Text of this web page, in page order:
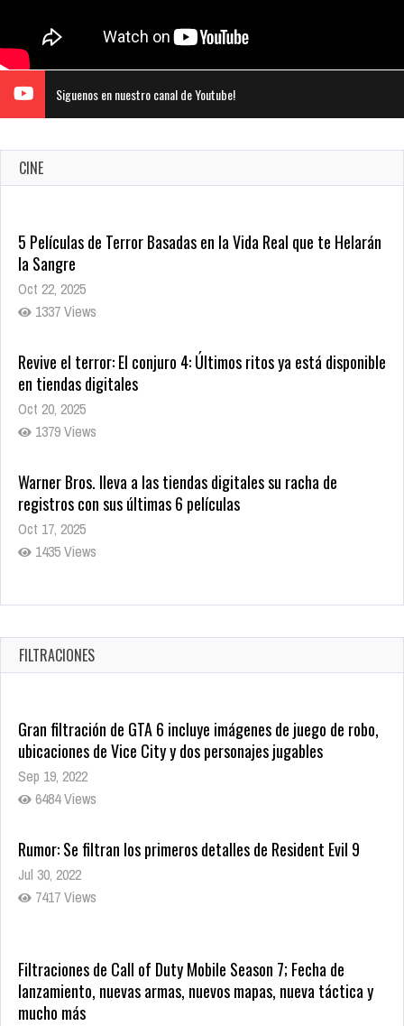
Siguenos en nuestro canal de Youtube!
CINE
5 Películas de Terror Basadas en la Vida Real que te Helarán
la Sangre
Oct 22, 2025
1337 Views
Revive el terror: El conjuro 4: Últimos ritos ya está disponible
en tiendas digitales
Oct 20, 2025
1379 Views
Warner Bros. lleva a las tiendas digitales su racha de
registros con sus últimas 6 películas
Oct 17, 2025
1435 Views
CRUNCHYROLL ANUNCIA FECHA DE ESTRENO EN CINES DE
Oct 7, 2025
1757 Views
FILTRACIONES
Gran filtración de GTA 6 incluye imágenes de juego de robo,
ubicaciones de Vice City y dos personajes jugables
Sep 19, 2022
6484 Views
Rumor: Se filtran los primeros detalles de Resident Evil 9
Jul 30, 2022
7417 Views
Filtraciones de Call of Duty Mobile Season 7; Fecha de
lanzamiento, nuevas armas, nuevos mapas, nueva táctica y
mucho más